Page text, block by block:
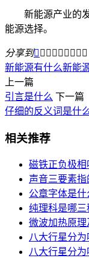
新能源产业的发
能源选择。
分享到        
新能源有什么新能
上一篇
引言是什么 下一篇
仔细的反义词是什
相关推荐
磁铁正负极相
声音三要素指
公章字体是什
纯理科是哪三
微波加热原理
八大行星分为
八大行星分为